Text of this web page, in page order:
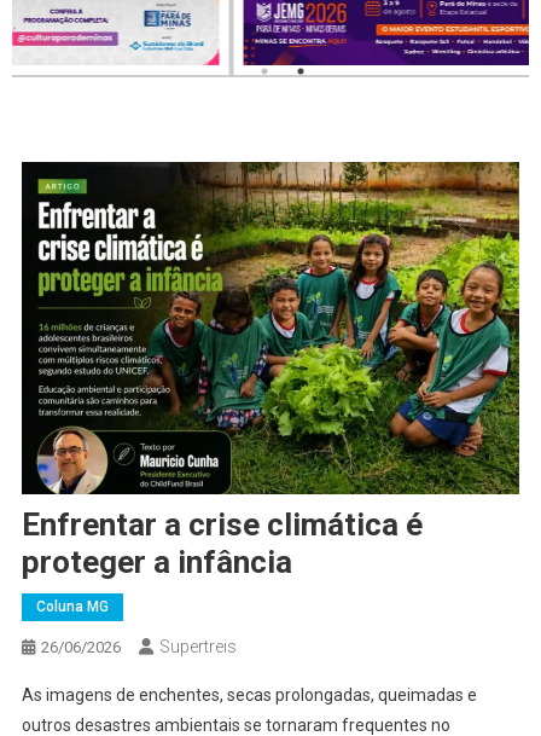
Enfrentar a crise climática é
proteger a infância
Coluna MG
26/06/2026 Supertreis
As imagens de enchentes, secas prolongadas, queimadas e
outros desastres ambientais se tornaram frequentes no